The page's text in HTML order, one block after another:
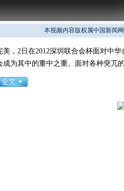
本视频内容版权属中国新闻
2日在2012深圳联合会杯面对中华
成为其中的重中之重。面对各种突兀